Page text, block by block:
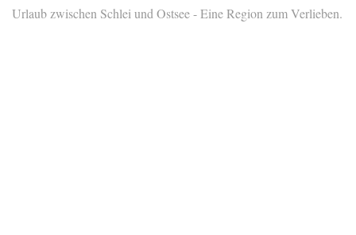
Urlaub zwischen Schlei und Ostsee - Eine Region zum Verlieben.